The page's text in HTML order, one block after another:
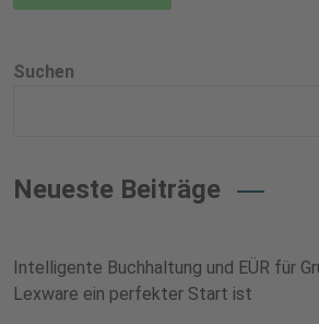
Suchen
Neueste Beiträge
Intelligente Buchhaltung und EÜR für
Lexware ein perfekter Start ist